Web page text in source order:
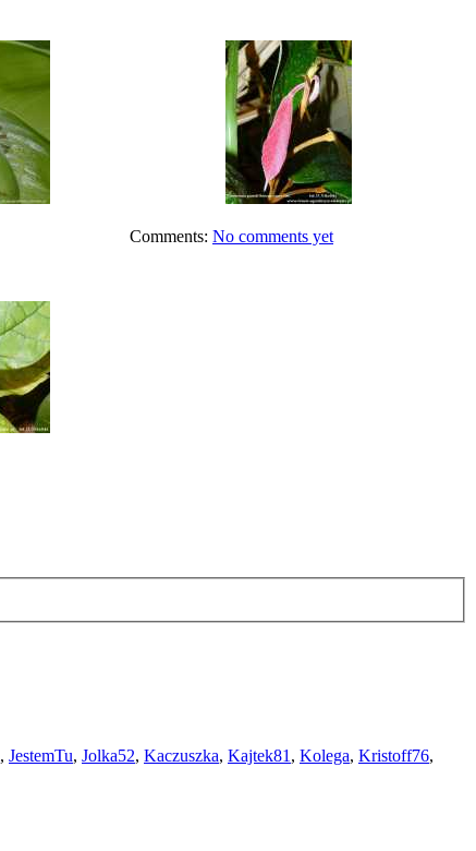
Comments: No comments yet
, JestemTu, Jolka52, Kaczuszka, Kajtek81 , Kolega, Kristoff76,